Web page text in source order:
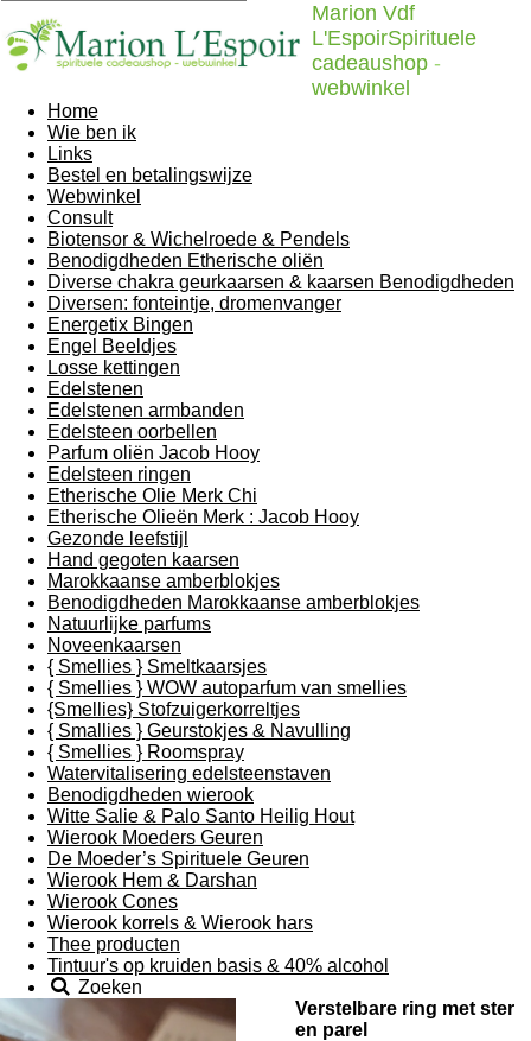
Marion Vdf
L'EspoirSpirituele
cadeaushop -
webwinkel
Home
Wie ben ik
Links
Bestel en betalingswijze
Webwinkel
Consult
Biotensor & Wichelroede & Pendels
Benodigdheden Etherische oliën
Diverse chakra geurkaarsen & kaarsen Benodigdheden
Diversen: fonteintje, dromenvanger
Energetix Bingen
Engel Beeldjes
Losse kettingen
Edelstenen
Edelstenen armbanden
Edelsteen oorbellen
Parfum oliën Jacob Hooy
Edelsteen ringen
Etherische Olie Merk Chi
Etherische Olieën Merk : Jacob Hooy
Gezonde leefstijl
Hand gegoten kaarsen
Marokkaanse amberblokjes
Benodigdheden Marokkaanse amberblokjes
Natuurlijke parfums
Noveenkaarsen
{ Smellies } Smeltkaarsjes
{ Smellies } WOW autoparfum van smellies
{Smellies} Stofzuigerkorreltjes
{ Smallies } Geurstokjes & Navulling
{ Smellies } Roomspray
Watervitalisering edelsteenstaven
Benodigdheden wierook
Witte Salie & Palo Santo Heilig Hout
Wierook Moeders Geuren
De Moeder’s Spirituele Geuren
Wierook Hem & Darshan
Wierook Cones
Wierook korrels & Wierook hars
Thee producten
Tintuur's op kruiden basis & 40% alcohol
Zoeken
Verstelbare ring met ster
en parel